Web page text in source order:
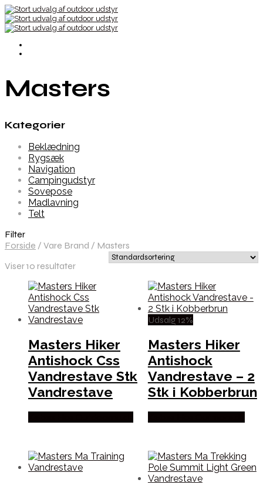
Masters
Kategorier
Beklædning
Rygsæk
Navigation
Campingudstyr
Sovepose
Madlavning
Telt
Filter
Forside / Vare Brand / Masters
Viser 10 resultater
Masters Hiker
Antishock Css
Vandrestave Stk
Vandrestave
Udsalg 12%
Masters Hiker
Antishock
Vandrestave – 2
Stk i Kobberbrun